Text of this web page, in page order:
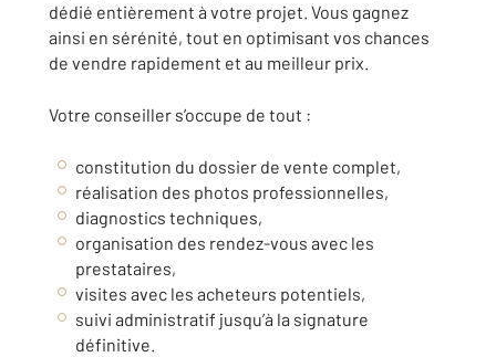
dédié entièrement à votre projet. Vous gagnez
ainsi en sérénité, tout en optimisant vos chances
de vendre rapidement et au meilleur prix.
Votre conseiller s’occupe de tout :
constitution du dossier de vente complet,
réalisation des photos professionnelles,
diagnostics techniques,
organisation des rendez-vous avec les
prestataires,
visites avec les acheteurs potentiels,
suivi administratif jusqu’à la signature
définitive.